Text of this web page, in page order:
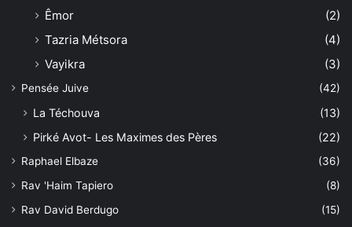
Êmor
(2)
Tazria Métsora
(4)
Vayikra
(3)
Pensée Juive (42)
La Téchouva
(13)
Pirké Avot- Les Maximes des Pères
(22)
Raphael Elbaze
(36)
Rav 'Haim Tapiero
(8)
Rav David Berdugo
(15)